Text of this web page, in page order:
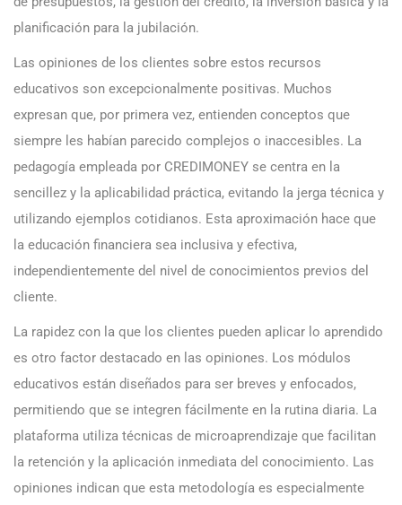
planificación para la jubilación.
Las opiniones de los clientes sobre estos recursos
educativos son excepcionalmente positivas. Muchos
expresan que, por primera vez, entienden conceptos que
siempre les habían parecido complejos o inaccesibles. La
pedagogía empleada por CREDIMONEY se centra en la
sencillez y la aplicabilidad práctica, evitando la jerga técnica y
utilizando ejemplos cotidianos. Esta aproximación hace que
la educación financiera sea inclusiva y efectiva,
independientemente del nivel de conocimientos previos del
cliente.
La rapidez con la que los clientes pueden aplicar lo aprendido
es otro factor destacado en las opiniones. Los módulos
educativos están diseñados para ser breves y enfocados,
permitiendo que se integren fácilmente en la rutina diaria. La
plataforma utiliza técnicas de microaprendizaje que facilitan
la retención y la aplicación inmediata del conocimiento. Las
opiniones indican que esta metodología es especialmente